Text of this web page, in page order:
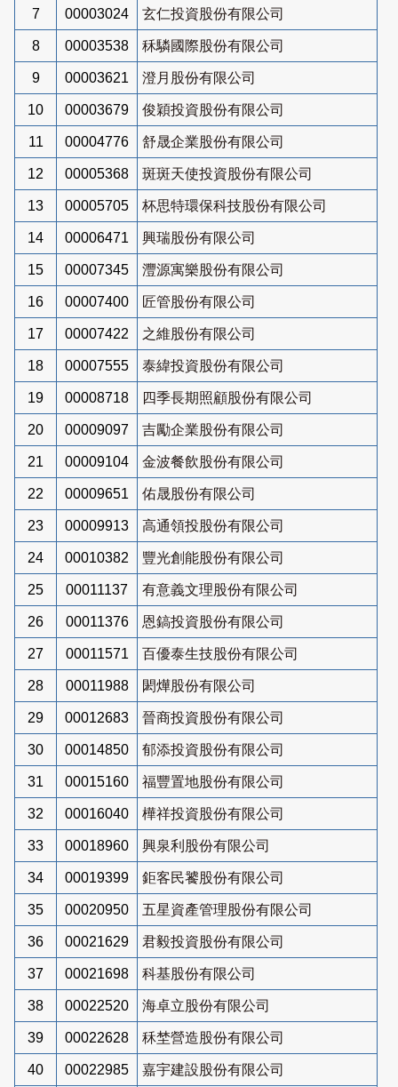
7 00003024 玄仁投資股份有限公司
8 00003538 秝驎國際股份有限公司
9 00003621 澄月股份有限公司
10 00003679 俊穎投資股份有限公司
11 00004776 舒晟企業股份有限公司
12 00005368 斑斑天使投資股份有限公司
13 00005705 杯思特環保科技股份有限公司
14 00006471 興瑞股份有限公司
15 00007345 灃源寓樂股份有限公司
16 00007400 匠管股份有限公司
17 00007422 之維股份有限公司
18 00007555 泰緯投資股份有限公司
19 00008718 四季長期照顧股份有限公司
20 00009097 吉勵企業股份有限公司
21 00009104 金波餐飲股份有限公司
22 00009651 佑晟股份有限公司
23 00009913 高通領投股份有限公司
24 00010382 豐光創能股份有限公司
25 00011137 有意義文理股份有限公司
26 00011376 恩鎬投資股份有限公司
27 00011571 百優泰生技股份有限公司
28 00011988 閎燁股份有限公司
29 00012683 晉商投資股份有限公司
30 00014850 郁添投資股份有限公司
31 00015160 福豐置地股份有限公司
32 00016040 樺祥投資股份有限公司
33 00018960 興泉利股份有限公司
34 00019399 鉅客民饕股份有限公司
35 00020950 五星資產管理股份有限公司
36 00021629 君毅投資股份有限公司
37 00021698 科基股份有限公司
38 00022520 海卓立股份有限公司
39 00022628 秝埜營造股份有限公司
40 00022985 嘉宇建設股份有限公司